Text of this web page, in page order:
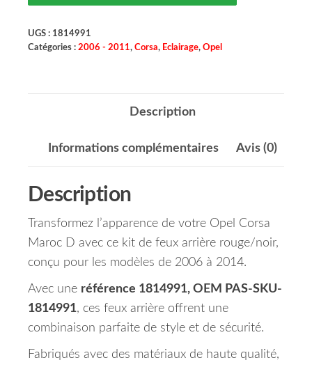
UGS : 1814991
Catégories : 2006 - 2011, Corsa, Eclairage, Opel
Description
Informations complémentaires Avis (0)
Description
Transformez l’apparence de votre Opel Corsa
Maroc D avec ce kit de feux arrière rouge/noir,
conçu pour les modèles de 2006 à 2014.
Avec une référence 1814991, OEM PAS-SKU-
1814991, ces feux arrière offrent une
combinaison parfaite de style et de sécurité.
Fabriqués avec des matériaux de haute qualité,